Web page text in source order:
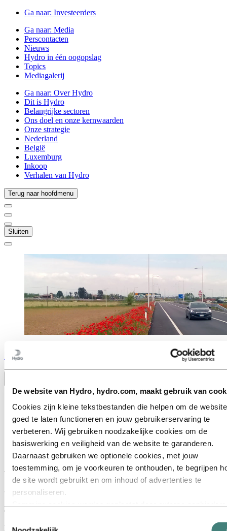
De website van Hydro, hydro.com, maakt gebruik van
Cookies zijn kleine tekstbestanden die helpen om de website
goed te laten functioneren en jouw gebruikerservaring te
verbeteren. Wij gebruiken noodzakelijke cookies om de
basiswerking en veiligheid van de website te garanderen.
Daarnaast gebruiken we optionele cookies, met jouw
toestemming, om je voorkeuren te onthouden, te begrijpen
de site wordt gebruikt en om inhoud of advertenties te
personaliseren.
advertenties. Deze derden kunnen informatie die zij via jouw
Ga naar: Investeerders
Ga naar: Media
Perscontacten
Nieuws
Hydro in één oogopslag
Topics
Mediagalerij
Ga naar: Over Hydro
Dit is Hydro
Belangrijke sectoren
Ons doel en onze kernwaarden
Onze strategie
Nederland
België
Luxemburg
Inkoop
Verhalen van Hydro
Terug naar hoofdmenu
Sluiten
Stories
Aluminium in gebruik
Innovatie en technologie
Duurzaamheid
Medewerkers en carrières
Recycling
Energy
Verkeersveiligheid verbetert met
aluminium lichtmasten
6 februari 2025
De provincie Bergamo heeft 181 nieuwe lichtmasten geplaatst in de